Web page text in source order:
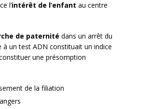
l’intérêt de l’enfant au centre
de paternité dans un arrêt du
un test ADN constituait un indice
une présomption
de la filiation